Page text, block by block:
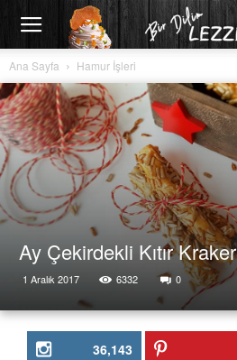
Ana Sayfa Hamur İşleri
Ay Çekirdekli Kıtır Kraker
1 Aralık 2017 6332 0
36,143